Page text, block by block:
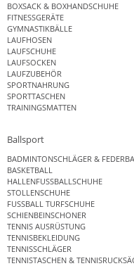
BOXSACK & BOXHANDSCHUHE
FITNESSGERÄTE
GYMNASTIKBÄLLE
LAUFHOSEN
LAUFSCHUHE
LAUFSOCKEN
LAUFZUBEHÖR
SPORTNAHRUNG
SPORTTASCHEN
TRAININGSMATTEN
Ballsport
BADMINTONSCHLÄGER &
BASKETBALL
HALLENFUSSBALLSCHUHE
STOLLENSCHUHE
FUSSBALL TURFSCHUHE
SCHIENBEINSCHONER
TENNIS AUSRÜSTUNG
TENNISBEKLEIDUNG
TENNISSCHLÄGER
TENNISTASCHEN &